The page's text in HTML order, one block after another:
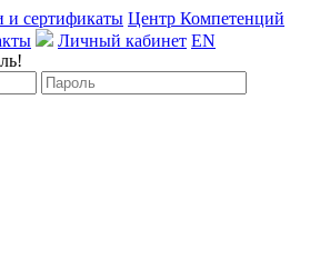
и сертификаты Центр Компетенций
Личный кабинет EN